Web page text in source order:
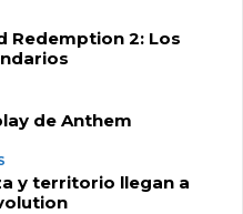
Redemption 2: Los
de Anthem
y territorio llegan a